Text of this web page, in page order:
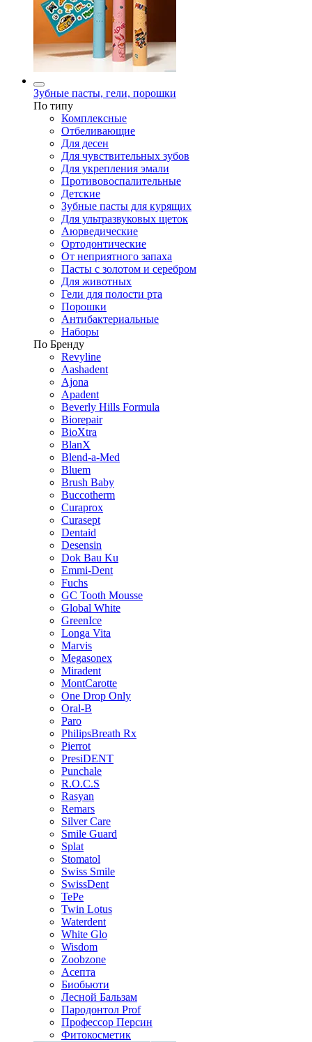
Зубные пасты, гели, порошки
По типу
Комплексные
Отбеливающие
Для десен
Для чувствительных зубов
Для укрепления эмали
Противовоспалительные
Детские
Зубные пасты для курящих
Для ультразвуковых щеток
Аюрведические
Ортодонтические
От неприятного запаха
Пасты с золотом и серебром
Для животных
Гели для полости рта
Порошки
Антибактериальные
Наборы
По Бренду
Revyline
Aashadent
Ajona
Apadent
Beverly Hills Formula
Biorepair
BioXtra
BlanX
Blend-a-Med
Bluem
Brush Baby
Buccotherm
Curaprox
Curasept
Dentaid
Desensin
Dok Bau Ku
Emmi-Dent
Fuchs
GC Tooth Mousse
Global White
GreenIce
Longa Vita
Marvis
Megasonex
Miradent
MontCarotte
One Drop Only
Oral-B
Paro
PhilipsBreath Rx
Pierrot
PresiDENT
Punchale
R.O.C.S
Rasyan
Remars
Silver Care
Smile Guard
Splat
Stomatol
Swiss Smile
SwissDent
TePe
Twin Lotus
Waterdent
White Glo
Wisdom
Zoobzone
Асепта
Биобьюти
Лесной Бальзам
Пародонтол Prof
Профессор Персин
Фитокосметик